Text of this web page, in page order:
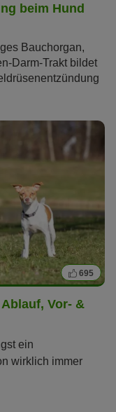
beim Hund
Bauchorgan,
Darm-Trakt bildet
Krankheit
695
Vor- &
ein
wirklich immer